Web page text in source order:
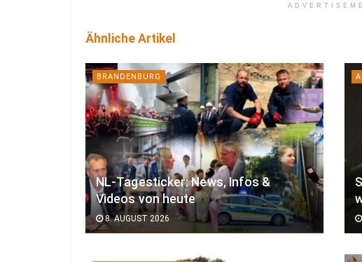
Ähnliche Artikel
BRANDENBURG
NL-Tagesticker: News, Infos &
Videos von heute
8. AUGUST 2026